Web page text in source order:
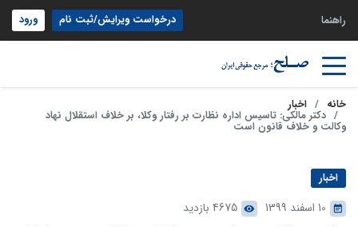
راهنما درخواست ویرایش/ثبت نام ورود
خانه اخبار
دکتر مالکی: تاسیس اداره نظارت بر رفتار وکلا، بر خلاف استقلال نهاد
وکالت و خلاف قانون است
اخبار
10 اسفند 1399 4675 بازدید